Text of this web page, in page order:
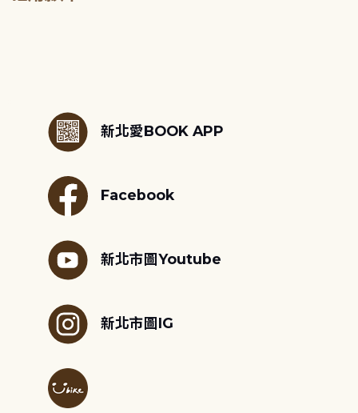
新北愛BOOK APP
Facebook
新北市圖Youtube
新北市圖IG